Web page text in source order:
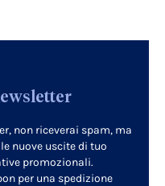
non riceverai spam, ma
nuove uscite di tuo
promozionali.
per una spedizione